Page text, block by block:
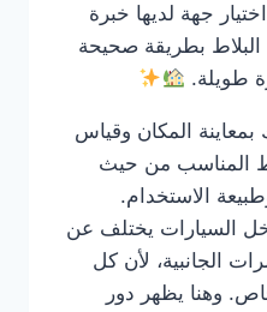
جهة لديها خبرة
بطريقة صحيحة
طويلة.
بمعاينة المكان وقياس
المناسب من حيث
الاستخدام.
السيارات يختلف عن
الجانبية، لأن كل
وهنا يظهر دور